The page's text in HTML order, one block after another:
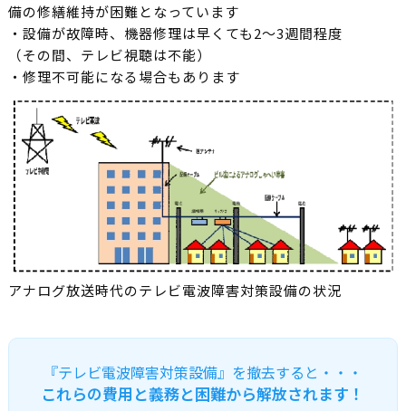
備の修繕維持が困難となっています
・設備が故障時、機器修理は早くても2～3週間程度
（その間、テレビ視聴は不能）
・修理不可能になる場合もあります
アナログ放送時代のテレビ電波障害対策設備の状況
『テレビ電波障害対策設備』を撤去すると・・・
これらの費用と義務と困難から解放されます！